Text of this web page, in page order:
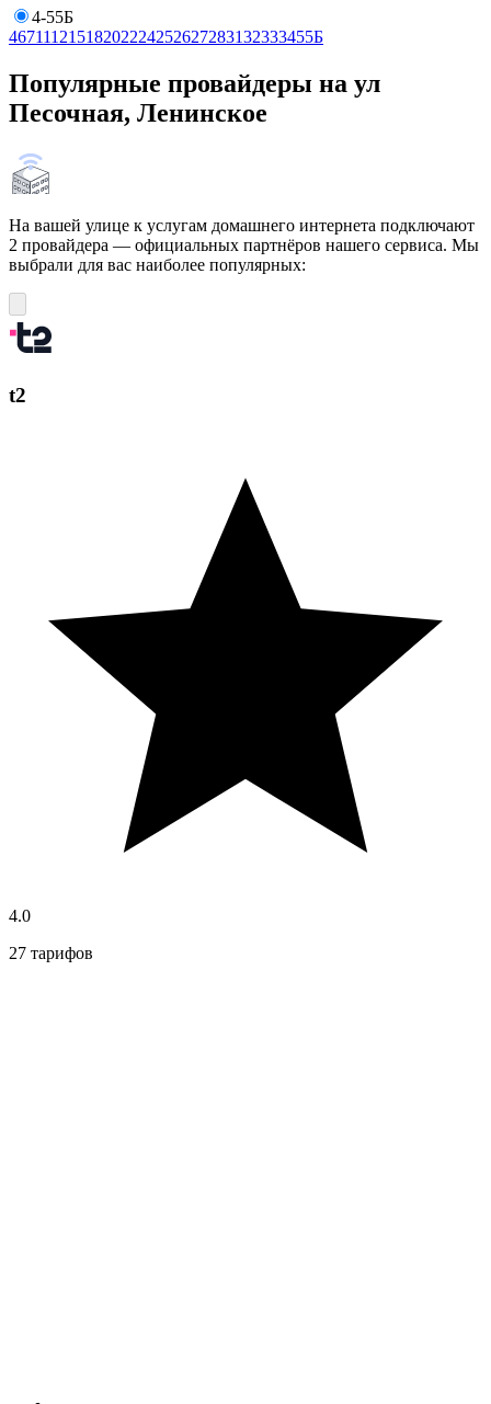
4-55Б
46711121518202224252627283132333455Б
Популярные провайдеры на ул
Песочная, Ленинское
На вашей улице к услугам домашнего интернета подключают
2 провайдера — официальных партнёров нашего сервиса. Мы
выбрали для вас наиболее популярных:
t2
4.0
27 тарифов